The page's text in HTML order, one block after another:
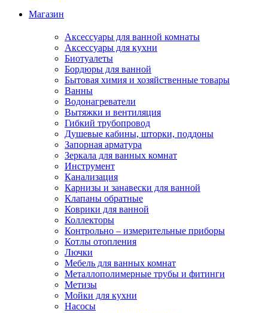
Магазин
Аксессуары для ванной комнаты
Аксессуары для кухни
Биотуалеты
Бордюры для ванной
Бытовая химия и хозяйственные товары
Ванны
Водонагреватели
Вытяжки и вентиляция
Гибкий трубопровод
Душевые кабины, шторки, поддоны
Запорная арматура
Зеркала для ванных комнат
Инструмент
Канализация
Карнизы и занавески для ванной
Клапаны обратные
Коврики для ванной
Коллекторы
Контрольно – измерительные приборы
Котлы отопления
Лючки
Мебель для ванных комнат
Металлополимерные трубы и фитинги
Метизы
Мойки для кухни
Насосы